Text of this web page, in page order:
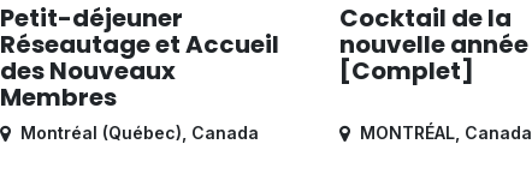
Petit-déjeuner
Réseautage et Accueil
des Nouveaux
Membres
Montréal (Québec) Canada
Cocktail de la
nouvelle année
[Complet]
MONTRÉAL, Canada